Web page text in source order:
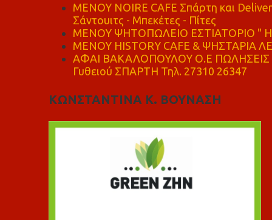
MENOY NOIRE CAFE Σπάρτη και
Σάντουιτς - Μπεκέτες - Πίτες
ΜΕΝΟΥ ΨΗΤΟΠΩΛΕΙΟ ΕΣΤΙΑΤΟΡΙΟ "
ΜΕΝΟΥ HISTORY CAFE & ΨΗΣΤΑΡΙΑ
ΑΦΑΙ ΒΑΚΑΛΟΠΟΥΛΟΥ Ο.Ε ΠΩΛΗΣΕΙΣ
Γυθειού ΣΠΑΡΤΗ Τηλ. 27310 26347
ΚΩΝΣΤΑΝΤΙΝΑ Κ. ΒΟΥΝΑΣΗ